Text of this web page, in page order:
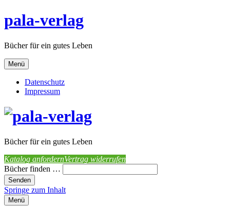
pala-verlag
Bücher für ein gutes Leben
Menü
Datenschutz
Impressum
Bücher für ein gutes Leben
Katalog anfordernVertrag widerrufen
Bücher finden …
Springe zum Inhalt
Menü